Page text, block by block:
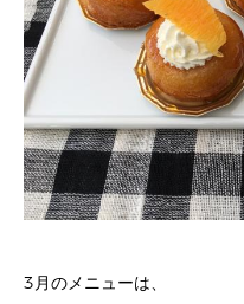
3月のメニューは、